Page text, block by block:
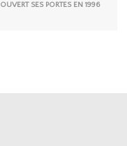
OUVERT SES PORTES EN 1996